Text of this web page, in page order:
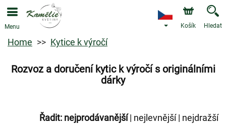
Menu Košík Hledat
Home Kytice k výročí
Rozvoz a doručení kytic k výročí s originálními
dárky
Řadit: nejprodávanější| nejlevnější| nejdražší